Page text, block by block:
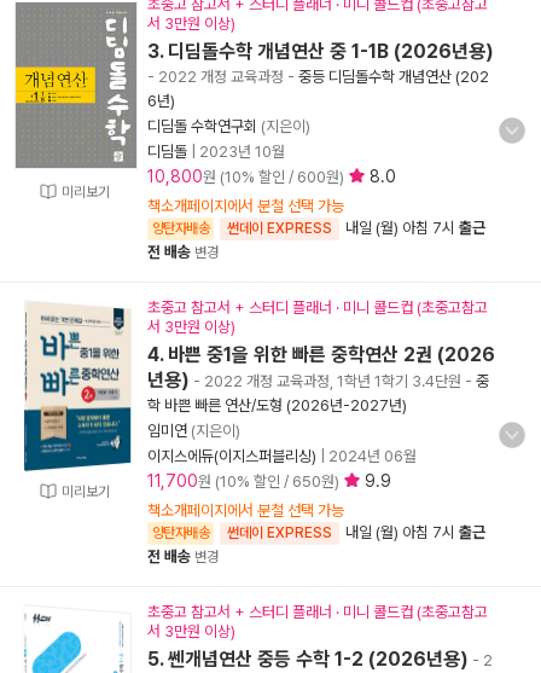
미리보기
초중고 참고서 + 스터디 플래너 · 미니 콜드컵 (초중고참고
서 3만원 이상)
3. 디딤돌수학 개념연산 중 1-1B (2026년용)
- 2022 개정 교육과정 - 중등 디딤돌수학 개념연산 (202
6년)
디딤돌 수학연구회 (지은이)
디딤돌
2023년 10월
10,800원 (10% 할인 / 600원) 8.0
책소개페이지에서 분철 선택 가능
양탄자배송 썬데이 EXPRESS 내일 (월) 아침 7시 출근
전 배송 변경
미리보기
초중고 참고서 + 스터디 플래너 · 미니 콜드컵 (초중고참고
서 3만원 이상)
4. 바쁜 중1을 위한 빠른 중학연산 2권 (2026
년용) - 2022 개정 교육과정, 1학년 1학기 3.4단원 - 중
학 바쁜 빠른 연산/도형 (2026년-2027년)
임미연 (지은이)
이지스에듀(이지스퍼블리싱)
2024년 06월
11,700원 (10% 할인 / 650원) 9.9
책소개페이지에서 분철 선택 가능
양탄자배송 썬데이 EXPRESS 내일 (월) 아침 7시 출근
전 배송 변경
초중고 참고서 + 스터디 플래너 · 미니 콜드컵 (초중고참고
서 3만원 이상)
5. 쎈개념연산 중등 수학 1-2 (2026년용) - 2